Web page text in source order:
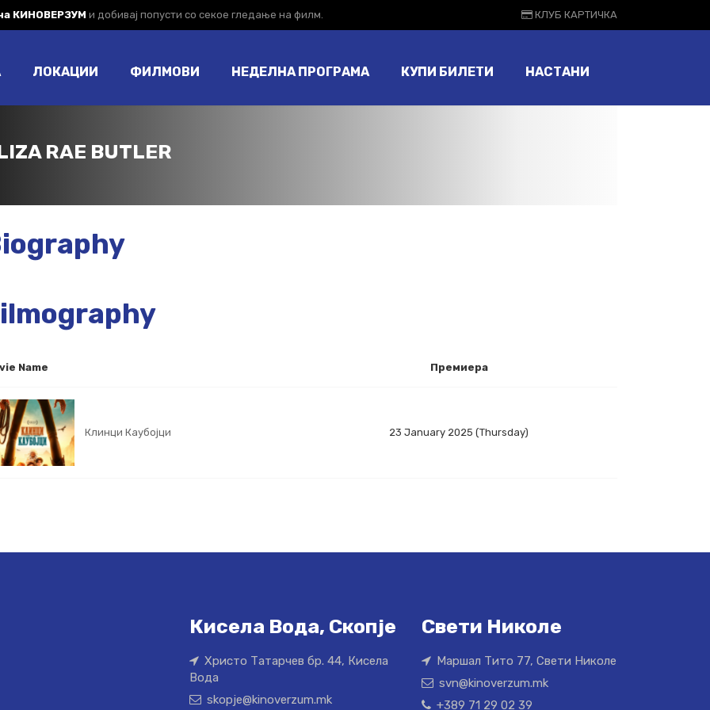
КИНОВЕРЗУМ и добивај попусти со секое гледање на филм. КЛУБ КАРТИЧКА
ЛОКАЦИИ ФИЛМОВИ НЕДЕЛНА ПРОГРАМА КУПИ БИЛЕТИ НАСТАНИ
RAE BUTLER
Name Премиера
Клинци Каубојци 23 January 2025 (Thursday)
Кисела Вода, Скопје
Христо Татарчев бр. 44, Кисела
Вода
skopje@kinoverzum.mk
Свети Николе
Маршал Тито 77, Свети Николе
svn@kinoverzum.mk
+389 71 29 02 39